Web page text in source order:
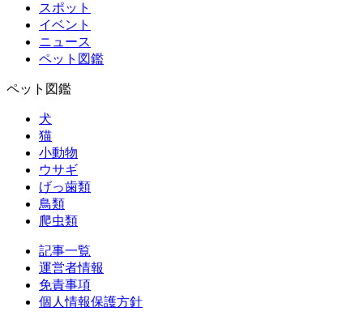
スポット
イベント
ニュース
ペット図鑑
ペット図鑑
犬
猫
小動物
ウサギ
げっ歯類
鳥類
爬虫類
記事一覧
運営者情報
免責事項
個人情報保護方針